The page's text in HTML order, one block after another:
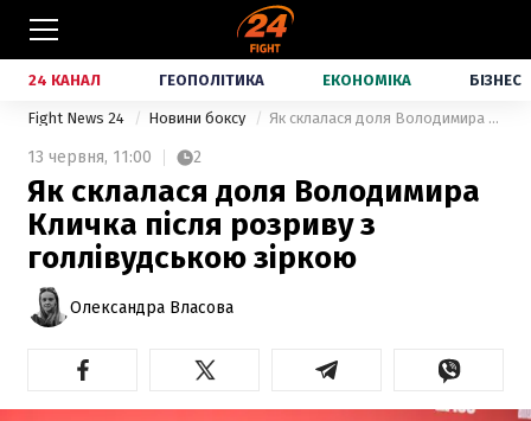
24 КАНАЛ ГЕОПОЛІТИКА ЕКОНОМІКА БІЗНЕС
Fight News 24 Новини боксу Як склалася доля Володимира Кличка після розриву з голлівудською зіркою
13 червня, 11:00 2
Як склалася доля Володимира
Кличка після розриву з
голлівудською зіркою
Олександра Власова